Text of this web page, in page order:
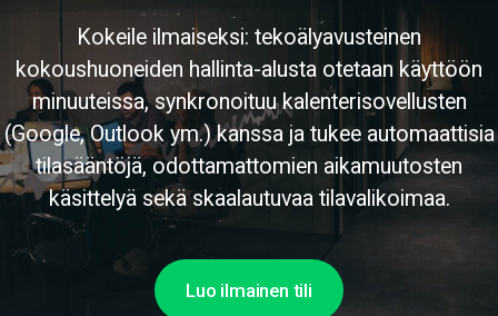
Kokeile ilmaiseksi: tekoälyavusteinen
kokoushuoneiden hallinta-alusta otetaan käyttöön
minuuteissa, synkronoituu kalenterisovellusten
(Google, Outlook ym.) kanssa ja tukee automaattisia
tilasääntöjä, odottamattomien aikamuutosten
käsittelyä sekä skaalautuvaa tilavalikoimaa.
Luo ilmainen tili